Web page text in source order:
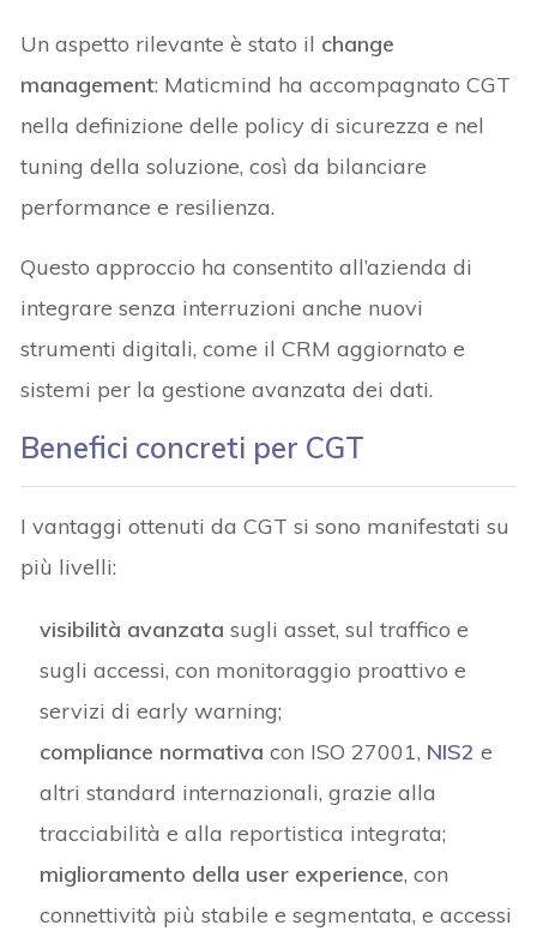
Un aspetto rilevante è stato il change
management: Maticmind ha accompagnato CGT
nella definizione delle policy di sicurezza e nel
tuning della soluzione, così da bilanciare
performance e resilienza.
Questo approccio ha consentito all’azienda di
integrare senza interruzioni anche nuovi
strumenti digitali, come il CRM aggiornato e
sistemi per la gestione avanzata dei dati.
Benefici concreti per CGT
I vantaggi ottenuti da CGT si sono manifestati su
più livelli:
visibilità avanzata sugli asset, sul traffico e
sugli accessi, con monitoraggio proattivo e
servizi di early warning;
compliance normativa con ISO 27001, NIS2 e
altri standard internazionali, grazie alla
tracciabilità e alla reportistica integrata;
miglioramento della user experience, con
connettività più stabile e segmentata, e accessi